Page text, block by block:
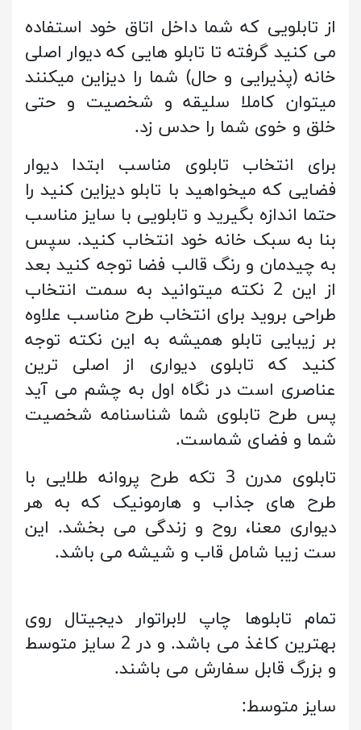
از تابلویی که شما داخل اتاق خود استفاده
می کنید گرفته تا تابلو هایی که دیوار اصلی
خانه (پذیرایی و حال) شما را دیزاین میکنند
میتوان کاملا سلیقه و شخصیت و حتی
خلق و خوی شما را حدس زد.
برای انتخاب تابلوی مناسب ابتدا دیوار
فضایی که میخواهید با تابلو دیزاین کنید را
حتما اندازه بگیرید و تابلویی با سایز مناسب
بنا به سبک خانه خود انتخاب کنید. سپس
به چیدمان و رنگ قالب فضا توجه کنید بعد
از این 2 نکته میتوانید به سمت انتخاب
طراحی بروید برای انتخاب طرح مناسب علاوه
بر زیبایی تابلو همیشه به این نکته توجه
کنید که تابلوی دیواری از اصلی ترین
عناصری است در نگاه اول به چشم می آید
پس طرح تابلوی شما شناسنامه شخصیت
شما و فضای شماست.
تابلوی مدرن 3 تکه طرح پروانه طلایی با
طرح های جذاب و هارمونیک که به هر
دیواری معنا، روح و زندگی می بخشد. این
ست زیبا شامل قاب و شیشه می باشد.
تمام تابلوها چاپ لابراتوار دیجیتال روی
بهترین کاغذ می باشد. و در 2 سایز متوسط
و بزرگ قابل سفارش می باشند.
سایز متوسط: